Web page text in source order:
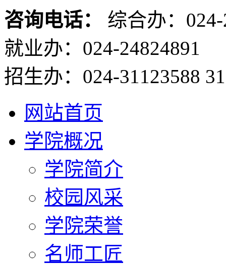
咨询电话：
综合办：
就业办：024-24824891
招生办：024-31123588
网站首页
学院概况
学院简介
校园风采
学院荣誉
名师工匠